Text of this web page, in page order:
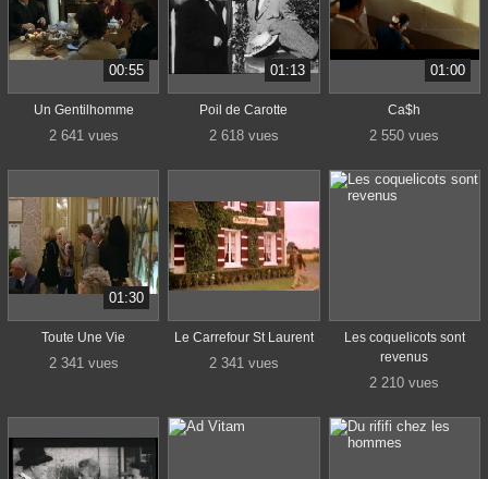
00:55
Un Gentilhomme
2 641 vues
01:13
Poil de Carotte
2 618 vues
01:00
Ca$h
2 550 vues
01:30
Toute Une Vie
2 341 vues
Le Carrefour St Laurent
2 341 vues
Les coquelicots sont
revenus
2 210 vues